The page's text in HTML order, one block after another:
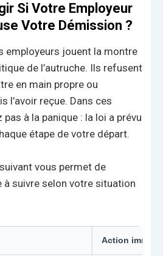
Si Votre Employeur
Votre Démission ?
employeurs jouent la montre
de l’autruche. Ils refusent
en main propre ou
l’avoir reçue. Dans ces
à la panique : la loi a prévu
étape de votre départ.
vous permet de
à suivre selon votre situation
Action